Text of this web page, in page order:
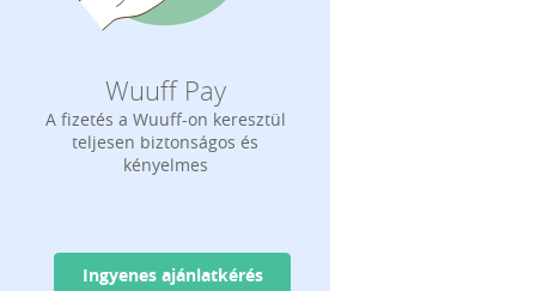
Wuuff Pay
A fizetés a Wuuff-on keresztül
teljesen biztonságos és
kényelmes
Ingyenes ajánlatkérés